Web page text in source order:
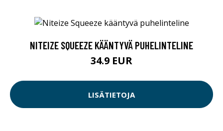
NITEIZE SQUEEZE KÄÄNTYVÄ PUHELINTELINE
34.9 EUR
LISÄTIETOJA